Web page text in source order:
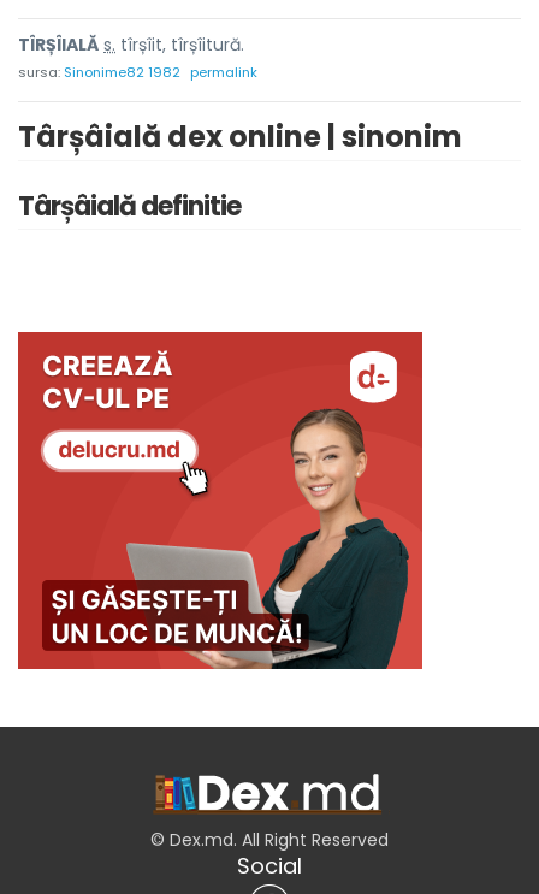
TÎRȘÎIALĂ s. tîrșîit, tîrșîitură.
sursa: Sinonime82 1982 permalink
Târșâială dex online | sinonim
Târșâială definitie
© Dex.md. All Right Reserved
Social